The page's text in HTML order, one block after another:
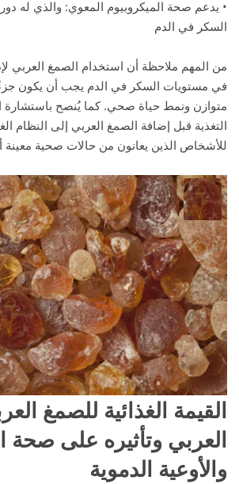
• يدعم صحة الميكروبيوم المعوي: والذي له
السكر في الدم
من المهم ملاحظة أن استخدام الصمغ العربي
في مستويات السكر في الدم يجب أن يكون
متوازن ونمط حياة صحي. كما يُنصح باستشارة
التغذية قبل إضافة الصمغ العربي إلى النظام
للأشخاص الذين يعانون من حالات صحية معينة
القيمة الغذائية للصمغ
العربي وتأثيره على صحة
والأوعية الدموية